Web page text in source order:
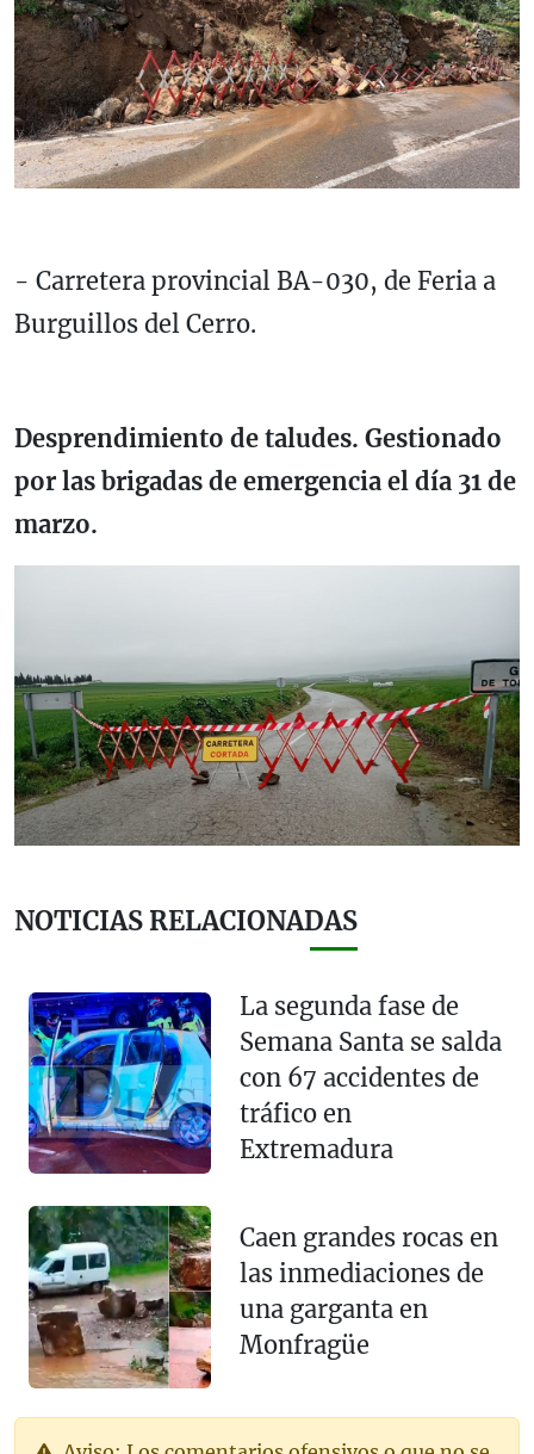
- Carretera provincial BA-030, de Feria a
Burguillos del Cerro.
Desprendimiento de taludes. Gestionado
por las brigadas de emergencia el día 31 de
marzo.
NOTICIAS RELACIONADAS
La segunda fase de
Semana Santa se salda
con 67 accidentes de
tráfico en
Extremadura
Caen grandes rocas en
las inmediaciones de
una garganta en
Monfragüe